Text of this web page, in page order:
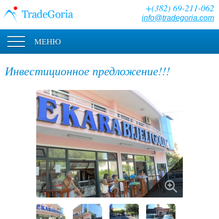
+(382) 69-211-062
info@tradegoria.com
МЕНЮ
Инвестиционное предложение!!!